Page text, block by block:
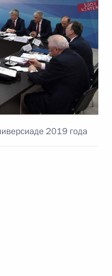
2019 года